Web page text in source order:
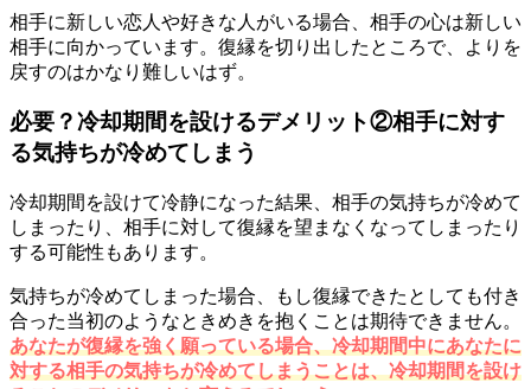
相手に新しい恋人や好きな人がいる場合、相手の心は新しい
相手に向かっています。復縁を切り出したところで、よりを
戻すのはかなり難しいはず。
必要？冷却期間を設けるデメリット②相手に対す
る気持ちが冷めてしまう
冷却期間を設けて冷静になった結果、相手の気持ちが冷めて
しまったり、相手に対して復縁を望まなくなってしまったり
する可能性もあります。
気持ちが冷めてしまった場合、もし復縁できたとしても付き
合った当初のようなときめきを抱くことは期待できません。
あなたが復縁を強く願っている場合、冷却期間中にあなたに
対する相手の気持ちが冷めてしまうことは、冷却期間を設け